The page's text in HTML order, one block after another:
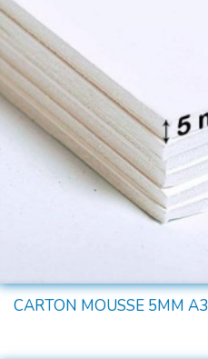
CARTON MOUSSE 5MM A3